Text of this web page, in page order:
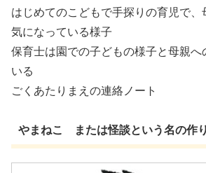
はじめてのこどもで手探りの育児で、
気になっている様子
保育士は園での子どもの様子と母親へ
いる
ごくあたりまえの連絡ノート
やまねこ または怪談という名の作